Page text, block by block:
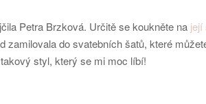
Petra Brzková. Určitě se koukněte na její
zamilovala do svatebních šatů, které
styl, který se mi moc líbí!